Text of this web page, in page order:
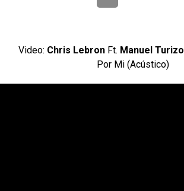
Video: Chris Lebron Ft. Manuel Turizo
Por Mi (Acústico)